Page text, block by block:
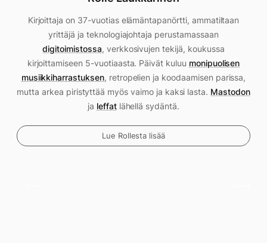
Kirjoittaja on 37-vuotias elämäntapanörtti, ammatiltaan
yrittäjä ja teknologiajohtaja perustamassaan
digitoimistossa, verkkosivujen tekijä, koukussa
kirjoittamiseen 5-vuotiaasta. Päivät kuluu monipuolisen
musiikkiharrastuksen, retropelien ja koodaamisen parissa,
mutta arkea piristyttää myös vaimo ja kaksi lasta. Mastodon
ja leffatlähellä sydäntä.
Lue Rollesta lisää